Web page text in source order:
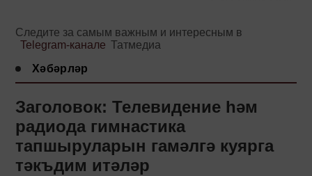
Следите за самым важным и интересным в
Telegram-канале Татмедиа
Хәбәрләр
Заголовок: Телевидение һәм
радиода гимнастика
тапшыруларын гамәлгә куярга
тәкъдим итәләр